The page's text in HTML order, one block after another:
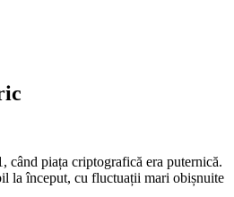
când piața criptografică era puternică.
la început, cu fluctuații mari obișnuite